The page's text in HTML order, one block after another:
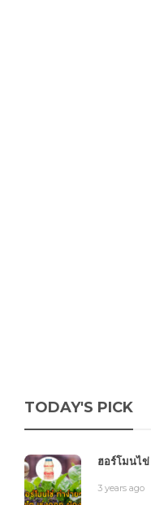
TODAY'S PICK
ฮอร์โมนไข่
3 years ago